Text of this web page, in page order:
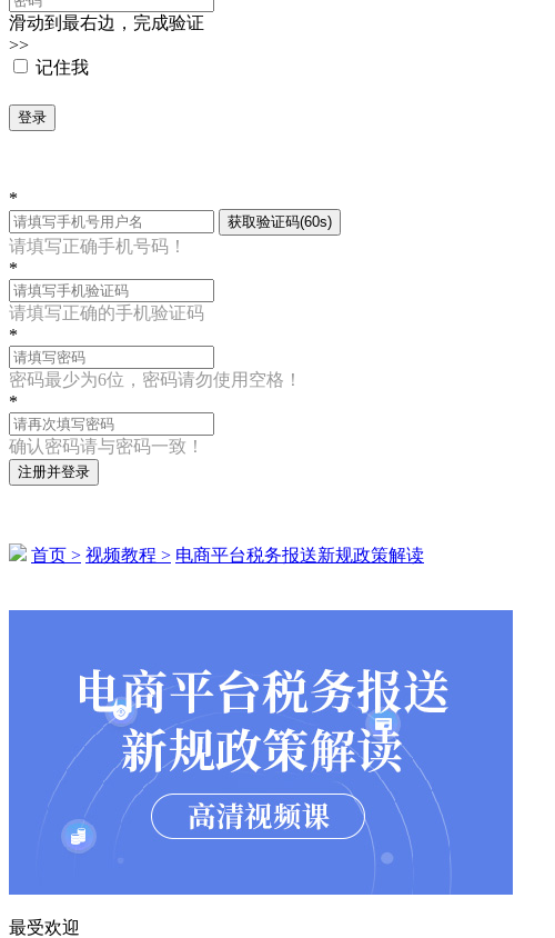
滑动到最右边，完成验证
>>
记住我
登录
*
获取验证码(60s)
请填写正确手机号码！
*
请填写正确的手机验证码
*
密码最少为6位，密码请勿使用空格！
*
确认密码请与密码一致！
注册并登录
首页 > 视频教程 > 电商平台税务报送新规政策解读
145****3691 刚刚购买了该课程
170****4854 刚刚购买了该课程
183****4193 刚刚购买了该课程
134****4478 刚刚购买了该课程
130****4994 刚刚购买了该课程
138****4202 刚刚购买了该课程
最受欢迎